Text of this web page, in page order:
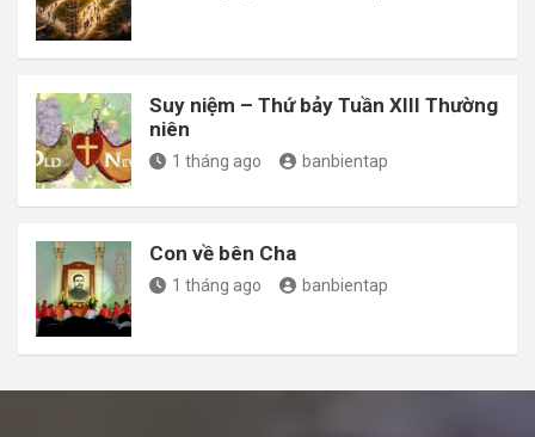
Suy niệm – Thứ bảy Tuần XIII Thường
niên
1 tháng ago banbientap
Con về bên Cha
1 tháng ago banbientap